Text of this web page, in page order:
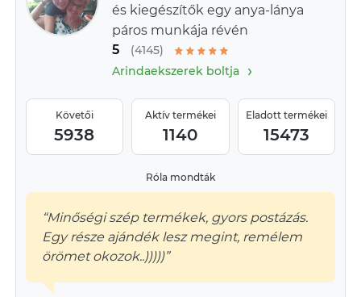
és kiegészítők egy anya-lánya
páros munkája révén
5
(4145)
Arindaekszerek boltja›
Követői
5938
Aktív termékei
1140
Eladott termékei
15473
Róla mondták
“Minőségi szép termékek, gyors postázás.
Egy része ajándék lesz megint, remélem
örömet okozok..)))))”